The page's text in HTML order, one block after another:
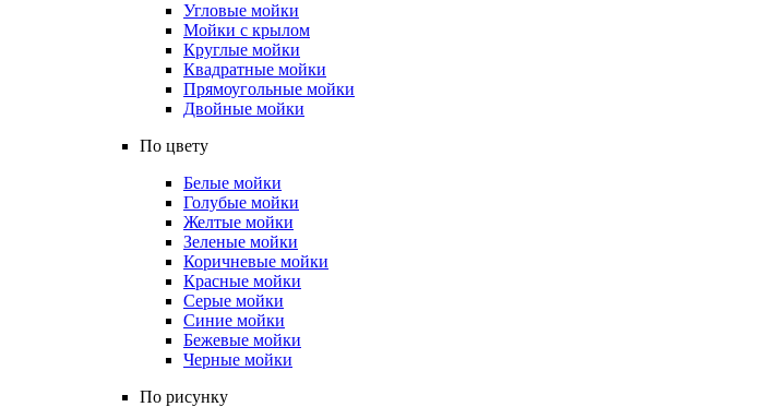
Угловые мойки
Мойки с крылом
Круглые мойки
Квадратные мойки
Прямоугольные мойки
Двойные мойки
По цвету
Белые мойки
Голубые мойки
Желтые мойки
Зеленые мойки
Коричневые мойки
Красные мойки
Серые мойки
Синие мойки
Бежевые мойки
Черные мойки
По рисунку